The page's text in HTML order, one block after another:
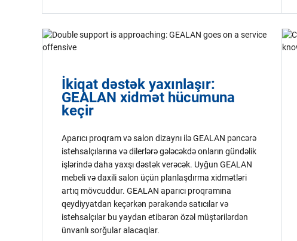
İkiqat dəstək yaxınlaşır:
GEALAN xidmət hücumuna
keçir
Aparıcı proqram və salon dizaynı ilə GEALAN pəncərə
istehsalçılarına və dilerlərə gələcəkdə onların gündəlik
işlərində daha yaxşı dəstək verəcək. Uyğun GEALAN
mebeli və daxili salon üçün planlaşdırma xidmətləri
artıq mövcuddur. GEALAN aparıcı proqramına
qeydiyyatdan keçərkən pərakəndə satıcılar və
istehsalçılar bu yaydan etibarən özəl müştərilərdən
ünvanlı sorğular alacaqlar.